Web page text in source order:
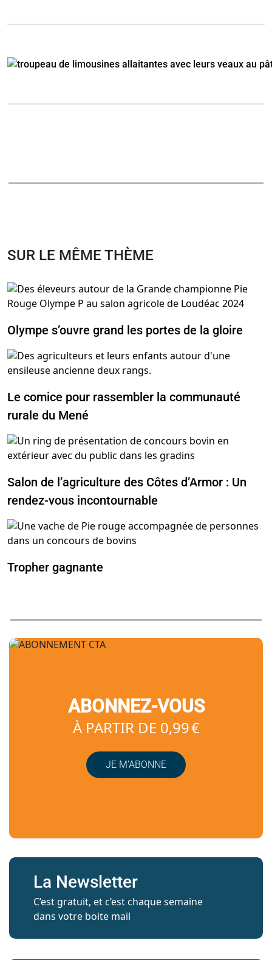
SUR LE MÊME THÈME
Olympe s’ouvre grand les portes de la gloire
Le comice pour rassembler la communauté
rurale du Mené
Salon de l’agriculture des Côtes d’Armor : Un
rendez-vous incontournable
Tropher gagnante
ABONNEZ-VOUS
À PARTIR DE 0,99 €
JE M’ABONNE
La Newsletter
C’est gratuit, et c’est chaque semaine
dans votre boite mail